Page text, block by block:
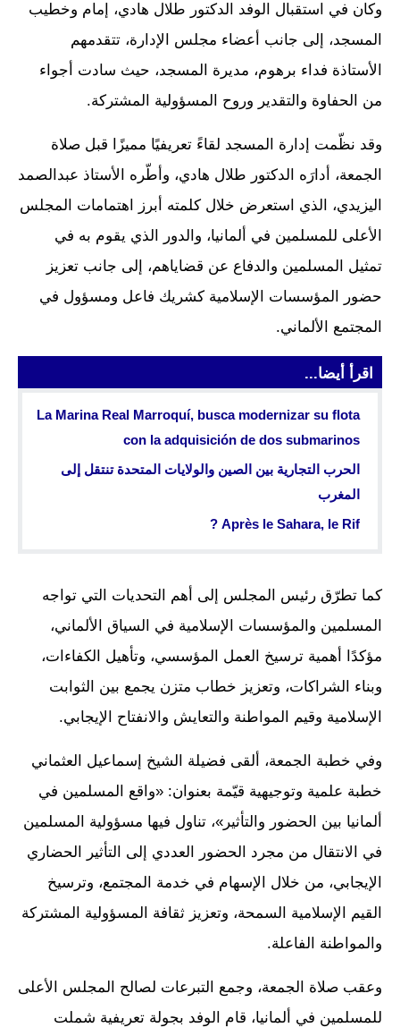
وكان في استقبال الوفد الدكتور طلال هادي، إمام وخطيب
المسجد، إلى جانب أعضاء مجلس الإدارة، تتقدمهم
الأستاذة فداء برهوم، مديرة المسجد، حيث سادت أجواء
من الحفاوة والتقدير وروح المسؤولية المشتركة.
وقد نظّمت إدارة المسجد لقاءً تعريفيًا مميزًا قبل صلاة
الجمعة، أدارَه الدكتور طلال هادي، وأطّره الأستاذ عبدالصمد
اليزيدي، الذي استعرض خلال كلمته أبرز اهتمامات المجلس
الأعلى للمسلمين في ألمانيا، والدور الذي يقوم به في
تمثيل المسلمين والدفاع عن قضاياهم، إلى جانب تعزيز
حضور المؤسسات الإسلامية كشريك فاعل ومسؤول في
المجتمع الألماني.
اقرأ أيضا...
La Marina Real Marroquí, busca modernizar su flota
con la adquisición de dos submarinos
الحرب التجارية بين الصين والولايات المتحدة تنتقل إلى
المغرب
Après le Sahara, le Rif ?
كما تطرّق رئيس المجلس إلى أهم التحديات التي تواجه
المسلمين والمؤسسات الإسلامية في السياق الألماني،
مؤكدًا أهمية ترسيخ العمل المؤسسي، وتأهيل الكفاءات،
وبناء الشراكات، وتعزيز خطاب متزن يجمع بين الثوابت
الإسلامية وقيم المواطنة والتعايش والانفتاح الإيجابي.
وفي خطبة الجمعة، ألقى فضيلة الشيخ إسماعيل العثماني
خطبة علمية وتوجيهية قيّمة بعنوان: «واقع المسلمين في
ألمانيا بين الحضور والتأثير»، تناول فيها مسؤولية المسلمين
في الانتقال من مجرد الحضور العددي إلى التأثير الحضاري
الإيجابي، من خلال الإسهام في خدمة المجتمع، وترسيخ
القيم الإسلامية السمحة، وتعزيز ثقافة المسؤولية المشتركة
والمواطنة الفاعلة.
وعقب صلاة الجمعة، وجمع التبرعات لصالح المجلس الأعلى
للمسلمين في ألمانيا، قام الوفد بجولة تعريفية شملت